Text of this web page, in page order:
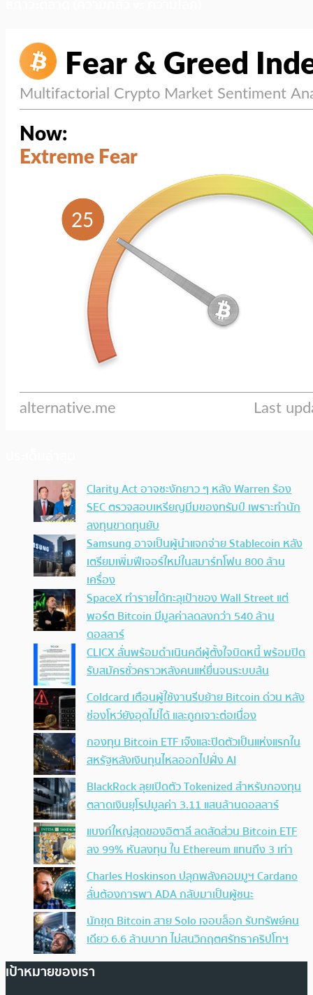
Clarity Act อาจชะงักยาว ๆ หลัง Warren ร้อง
SEC ตรวจสอบเหรียญมีมของทรัมป์ เพราะทำนัก
ลงทุนขาดทุนยับ
Samsung อาจเป็นผู้นำแจกจ่าย Stablecoin หลัง
เตรียมเพิ่มฟีเจอร์ใหม่ในสมาร์ทโฟน 800 ล้าน
เครื่อง
SpaceX ทำรายได้ทะลุเป้าของ Wall Street แต่
พอร์ต Bitcoin มีมูลค่าลดลงกว่า 540 ล้าน
ดอลลาร์
CLICX ลั่นพร้อมดำเนินคดีผู้ตั้งใจบิดหนี้ พร้อมปิด
รับสมัครชั่วคราวหลังคนแห่ยื่นจนระบบล้น
Coldcard เตือนผู้ใช้งานรีบย้าย Bitcoin ด่วน หลัง
ช่องโหว่ยังอุดไม่ได้ และถูกเจาะต่อเนื่อง
กองทุน Bitcoin ETF เจ๊งและปิดตัวเป็นแห่งแรกใน
สหรัฐหลังเงินทุนไหลออกไปฝั่ง AI
BlackRock ลุยเปิดตัว Tokenized สำหรับกองทุน
ตลาดเงินยุโรปมูลค่า 3.11 แสนล้านดอลลาร์
แบงก์ใหญ่สุดของอิตาลี ลดสัดส่วน Bitcoin ETF
ลง 99% หันลงทุน ใน Ethereum แทนถึง 3 เท่า
Charles Hoskinson ปลุกพลังคอมมูฯ Cardano
ลั่นต้องการพา ADA กลับมาเป็นผู้ชนะ
นักขุด Bitcoin สาย Solo เจอบล็อก รับทรัพย์คน
เดียว 6.6 ล้านบาท ไม่สนวิกฤตศรัทธาคริปโทฯ
เป้าหมายของเรา